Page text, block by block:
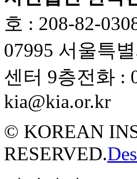
호 : 208-82-
07995 서울특
센터 9층전화 :
kia@kia.or.kr
© KOREAN
RESERVED.